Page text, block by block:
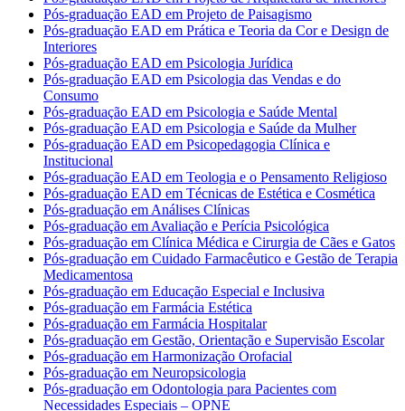
Pós-graduação EAD em Projeto de Paisagismo
Pós-graduação EAD em Prática e Teoria da Cor e Design de
Interiores
Pós-graduação EAD em Psicologia Jurídica
Pós-graduação EAD em Psicologia das Vendas e do
Consumo
Pós-graduação EAD em Psicologia e Saúde Mental
Pós-graduação EAD em Psicologia e Saúde da Mulher
Pós-graduação EAD em Psicopedagogia Clínica e
Institucional
Pós-graduação EAD em Teologia e o Pensamento Religioso
Pós-graduação EAD em Técnicas de Estética e Cosmética
Pós-graduação em Análises Clínicas
Pós-graduação em Avaliação e Perícia Psicológica
Pós-graduação em Clínica Médica e Cirurgia de Cães e Gatos
Pós-graduação em Cuidado Farmacêutico e Gestão de Terapia
Medicamentosa
Pós-graduação em Educação Especial e Inclusiva
Pós-graduação em Farmácia Estética
Pós-graduação em Farmácia Hospitalar
Pós-graduação em Gestão, Orientação e Supervisão Escolar
Pós-graduação em Harmonização Orofacial
Pós-graduação em Neuropsicologia
Pós-graduação em Odontologia para Pacientes com
Necessidades Especiais – OPNE